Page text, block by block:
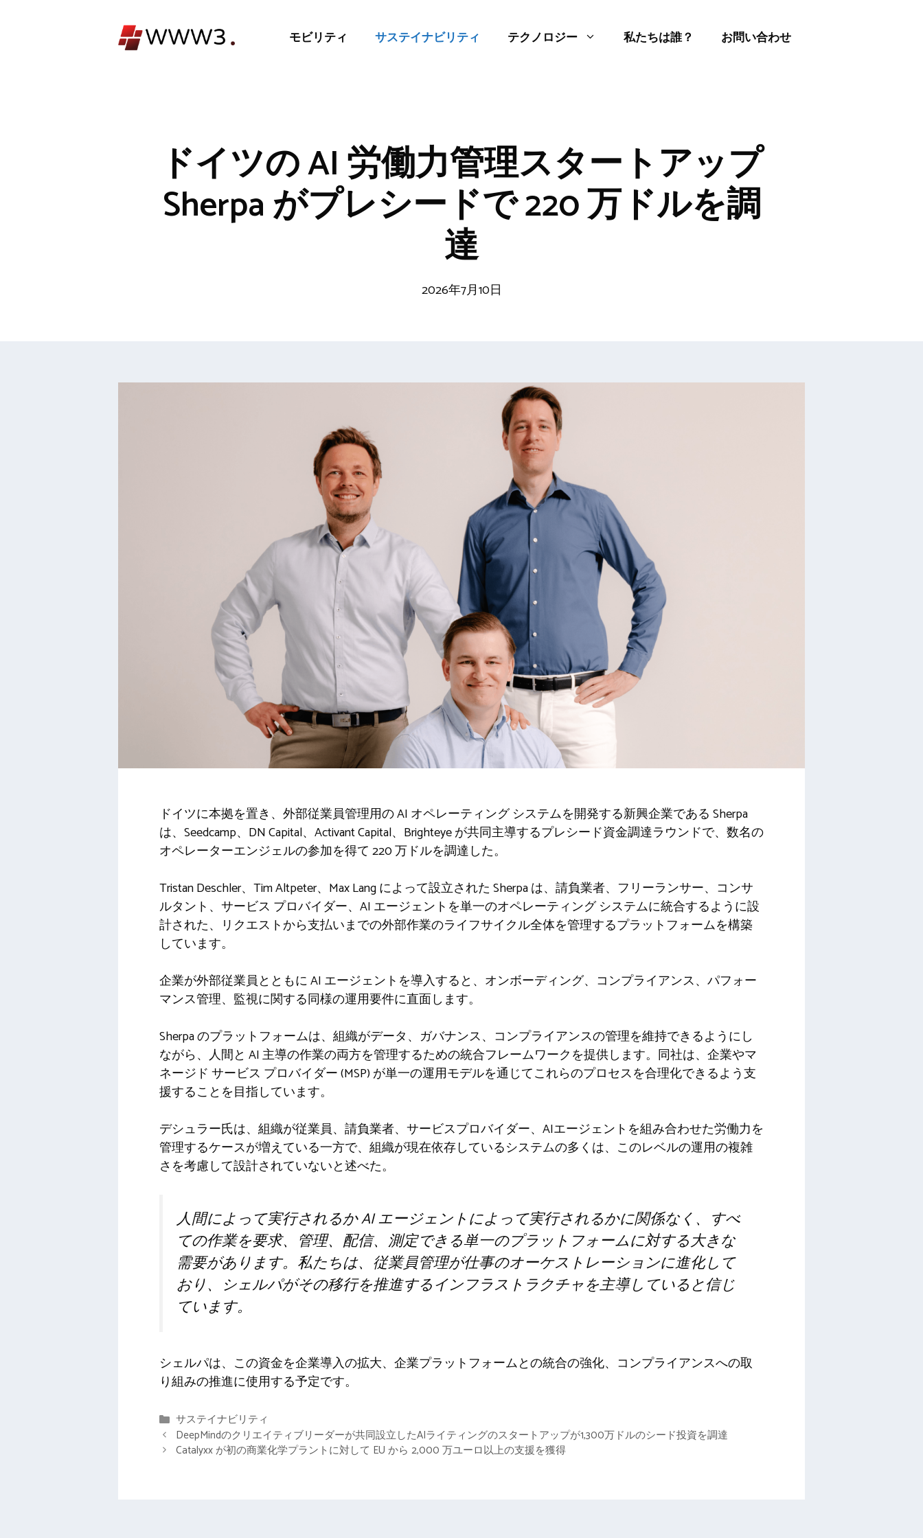
モビリティ サステイナビリティ テクノロジー 私たちは誰？ お問い合わせ
ドイツの AI 労働力管理スタートアップ
Sherpa がプレシードで 220 万ドルを調
達
2026年7月10日
ドイツに本拠を置き、外部従業員管理用の AI オペレーティング システムを開発する新興企業である Sherpa
は、Seedcamp、DN Capital、Activant Capital、Brighteye が共同主導するプレシード資金調達ラウンドで、数名の
オペレーターエンジェルの参加を得て 220 万ドルを調達した。
Tristan Deschler、Tim Altpeter、Max Lang によって設立された Sherpa は、請負業者、フリーランサー、コンサ
ルタント、サービス プロバイダー、AI エージェントを単一のオペレーティング システムに統合するように設
計された、リクエストから支払いまでの外部作業のライフサイクル全体を管理するプラットフォームを構築
しています。
企業が外部従業員とともに AI エージェントを導入すると、オンボーディング、コンプライアンス、パフォー
マンス管理、監視に関する同様の運用要件に直面します。
Sherpa のプラットフォームは、組織がデータ、ガバナンス、コンプライアンスの管理を維持できるようにし
ながら、人間と AI 主導の作業の両方を管理するための統合フレームワークを提供します。同社は、企業やマ
ネージド サービス プロバイダー (MSP) が単一の運用モデルを通じてこれらのプロセスを合理化できるよう支
援することを目指しています。
デシュラー氏は、組織が従業員、請負業者、サービスプロバイダー、AIエージェントを組み合わせた労働力を
管理するケースが増えている一方で、組織が現在依存しているシステムの多くは、このレベルの運用の複雑
さを考慮して設計されていないと述べた。
人間によって実行されるか AI エージェントによって実行されるかに関係なく、すべ
ての作業を要求、管理、配信、測定できる単一のプラットフォームに対する大きな
需要があります。私たちは、従業員管理が仕事のオーケストレーションに進化して
おり、シェルパがその移行を推進するインフラストラクチャを主導していると信じ
ています。
シェルパは、この資金を企業導入の拡大、企業プラットフォームとの統合の強化、コンプライアンスへの取
り組みの推進に使用する予定です。
カ
テ
ゴ
サステイナビリティ
DeepMindのクリエイティブリーダーが共同設立したAIライティングのスタートアップが1,300万ドルのシード投資を調達
Catalyxx が初の商業化学プラントに対して EU から 2,000 万ユーロ以上の支援を獲得